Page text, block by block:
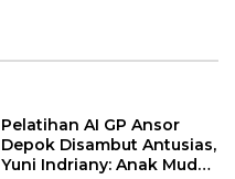
Pelatihan AI GP Ansor
Depok Disambut Antusias,
Yuni Indriany: Anak Muda